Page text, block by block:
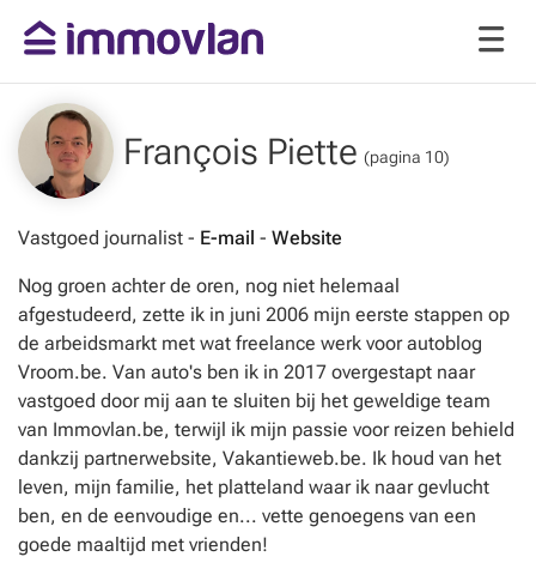
François Piette (pagina 10)
Vastgoed journalist - E-mail - Website
Nog groen achter de oren, nog niet helemaal
afgestudeerd, zette ik in juni 2006 mijn eerste stappen op
de arbeidsmarkt met wat freelance werk voor autoblog
Vroom.be. Van auto's ben ik in 2017 overgestapt naar
vastgoed door mij aan te sluiten bij het geweldige team
van Immovlan.be, terwijl ik mijn passie voor reizen behield
dankzij partnerwebsite, Vakantieweb.be. Ik houd van het
leven, mijn familie, het platteland waar ik naar gevlucht
ben, en de eenvoudige en... vette genoegens van een
goede maaltijd met vrienden!